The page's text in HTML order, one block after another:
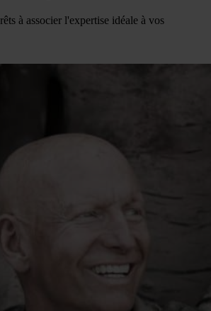
à associer l'expertise idéale à vos